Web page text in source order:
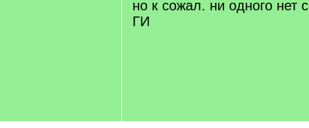
но к сожал. ни одного нет
ГИ